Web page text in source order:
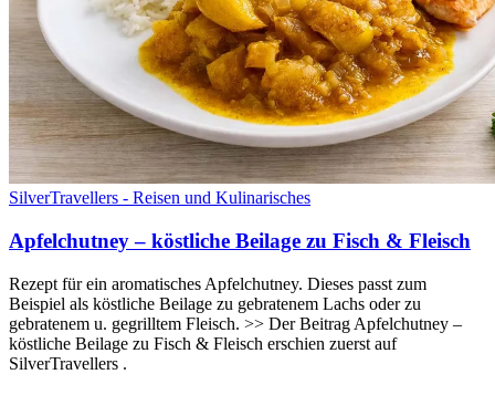
SilverTravellers - Reisen und Kulinarisches
Apfelchutney – köstliche Beilage zu Fisch & Fleisch
Rezept für ein aromatisches Apfelchutney. Dieses passt zum
Beispiel als köstliche Beilage zu gebratenem Lachs oder zu
gebratenem u. gegrilltem Fleisch. >> Der Beitrag Apfelchutney –
köstliche Beilage zu Fisch & Fleisch erschien zuerst auf
SilverTravellers .